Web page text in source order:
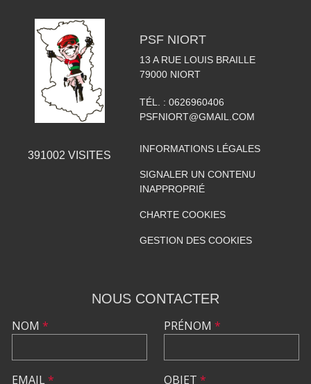
391002 VISITES
PSF NIORT
13 A RUE LOUIS BRAILLE
79000 NIORT
TÉL. : 0626960406
PSFNIORT@GMAIL.COM
INFORMATIONS LÉGALES
SIGNALER UN CONTENU
INAPPROPRIÉ
CHARTE COOKIES
GESTION DES COOKIES
NOUS CONTACTER
NOM *
EMAIL*
PRÉNOM *
OBJET *